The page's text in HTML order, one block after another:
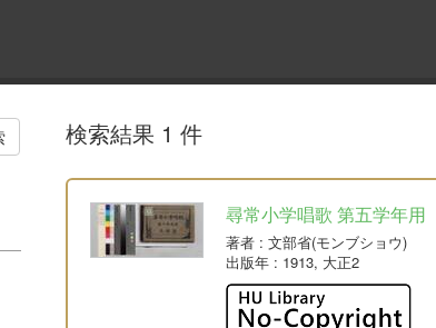
検索結果 1 件
尋常小学唱歌 第五学年用
著者: 文部省(モンブショウ)
出版年: 1913, 大正2